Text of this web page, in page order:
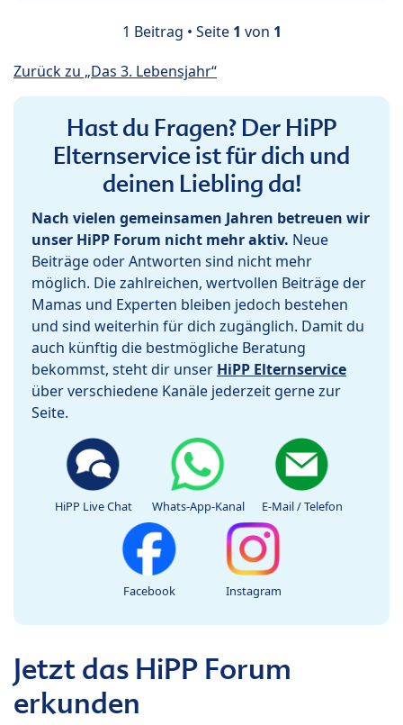
1 Beitrag • Seite 1 von 1
Zurück zu „Das 3. Lebensjahr“
Hast du Fragen? Der HiPP
Elternservice ist für dich und
deinen Liebling da!
Nach vielen gemeinsamen Jahren betreuen wir
unser HiPP Forum nicht mehr aktiv. Neue
Beiträge oder Antworten sind nicht mehr
möglich. Die zahlreichen, wertvollen Beiträge der
Mamas und Experten bleiben jedoch bestehen
und sind weiterhin für dich zugänglich. Damit du
auch künftig die bestmögliche Beratung
bekommst, steht dir unser HiPP Elternservice
über verschiedene Kanäle jederzeit gerne zur
Seite.
HiPP Live Chat Whats-App-Kanal E-Mail / Telefon
Facebook Instagram
Jetzt das HiPP Forum
erkunden